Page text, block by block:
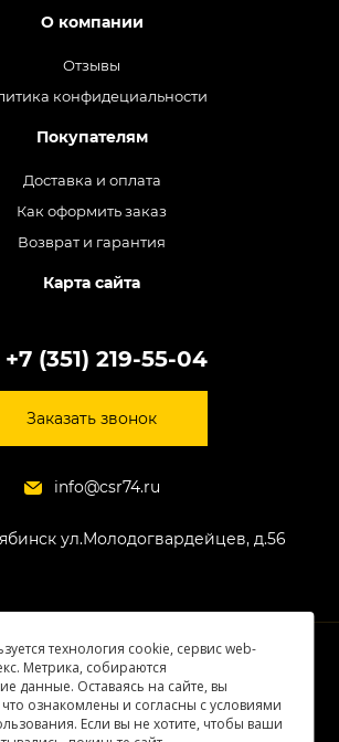
О компании
Отзывы
конфидециальности
Покупателям
Доставка и оплата
Как оформить заказ
Возврат и гарантия
Карта сайта
+7 (351) 219-55-04
Заказать звонок
info@csr74.ru
ул.Молодогвардейцев, д.56
Все права защищены
технология cookie, сервис web-
Метрика, собираются
данные. Оставаясь на сайте, вы
что ознакомлены и согласны с условиями
Если вы не хотите, чтобы ваши